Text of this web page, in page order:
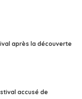
après la découverte
accusé de